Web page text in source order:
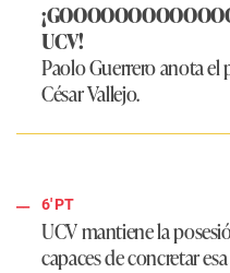
UCV!
Paolo Guerrero anota
César Vallejo.
6' PT
UCV mantiene la
capaces de concretar